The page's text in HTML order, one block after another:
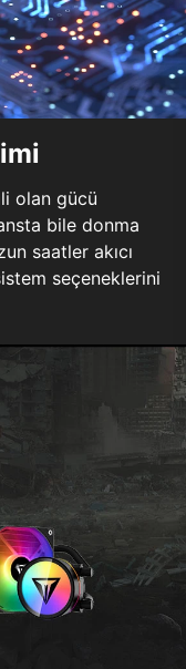
olan gücü
bile donma
saatler akıcı
seçeneklerini